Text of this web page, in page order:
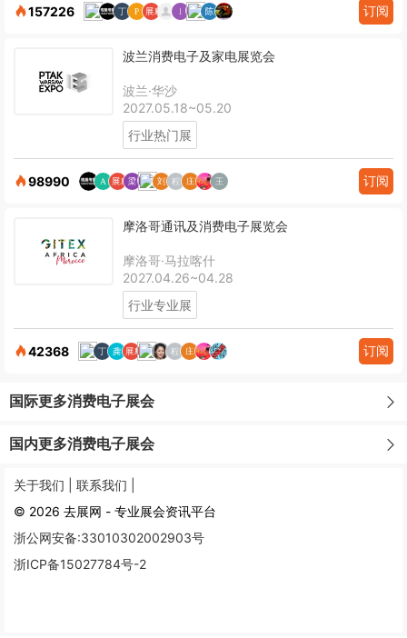
157226 订阅
波兰消费电子及家电展览会
波兰·华沙
2027.05.18~05.20
行业热门展
98990 订阅
摩洛哥通讯及消费电子展览会
摩洛哥·马拉喀什
2027.04.26~04.28
行业专业展
42368 订阅
国际更多消费电子展会
国内更多消费电子展会
关于我们 | 联系我们 |
© 2026 去展网 - 专业展会资讯平台
浙公网安备:33010302002903号
浙ICP备15027784号-2